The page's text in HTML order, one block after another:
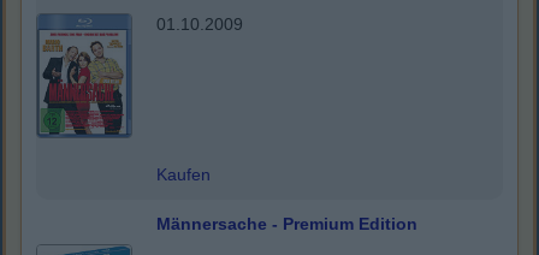
01.10.2009
Kaufen
Männersache - Premium Edition